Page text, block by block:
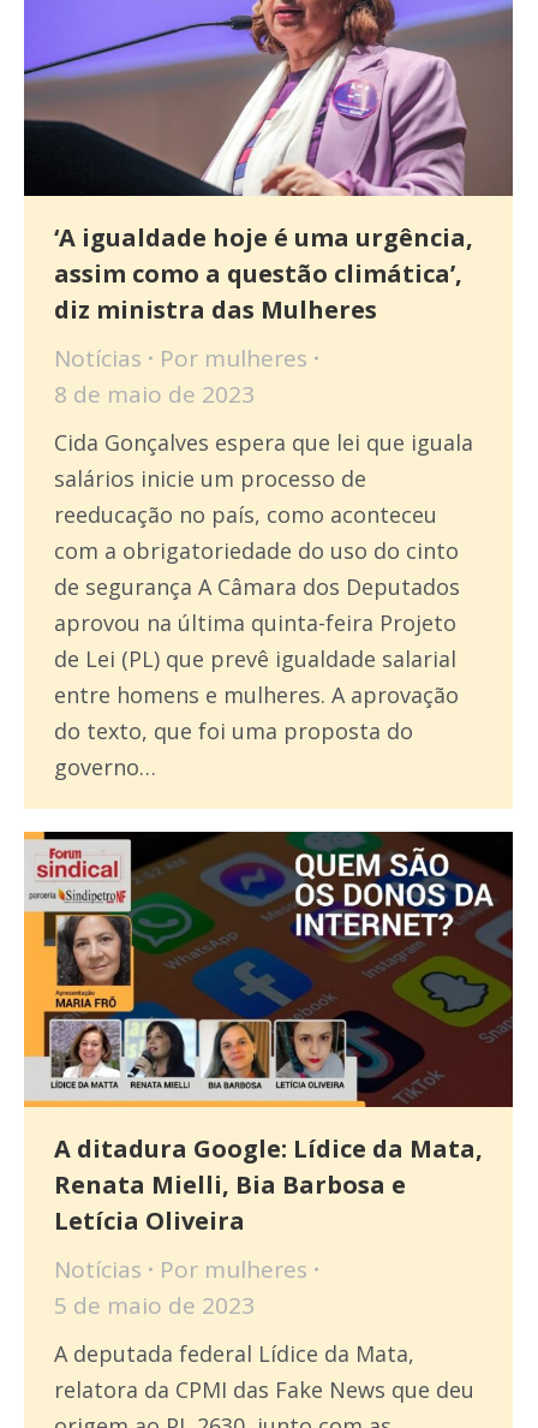
‘A igualdade hoje é uma urgência,
assim como a questão climática’,
diz ministra das Mulheres
Notícias Por mulheres
8 de maio de 2023
Cida Gonçalves espera que lei que iguala
salários inicie um processo de
reeducação no país, como aconteceu
com a obrigatoriedade do uso do cinto
de segurança A Câmara dos Deputados
aprovou na última quinta-feira Projeto
de Lei (PL) que prevê igualdade salarial
entre homens e mulheres. A aprovação
do texto, que foi uma proposta do
governo…
A ditadura Google: Lídice da Mata,
Renata Mielli, Bia Barbosa e
Letícia Oliveira
Notícias Por mulheres
5 de maio de 2023
A deputada federal Lídice da Mata,
relatora da CPMI das Fake News que deu